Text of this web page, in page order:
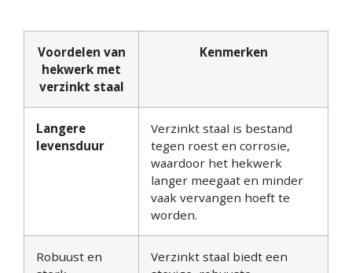
Voordelen van
hekwerk met
verzinkt staal
Kenmerken
Langere
levensduur
Verzinkt staal is bestand
tegen roest en corrosie,
waardoor het hekwerk
langer meegaat en minder
vaak vervangen hoeft te
worden.
Robuust en
Verzinkt staal biedt een